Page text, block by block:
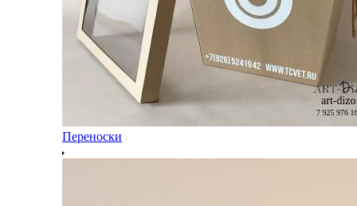
Переноски